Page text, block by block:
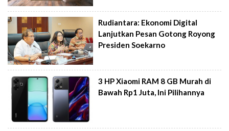
Rudiantara: Ekonomi Digital
Lanjutkan Pesan Gotong Royong
Presiden Soekarno
3 HP Xiaomi RAM 8 GB Murah di
Bawah Rp1 Juta, Ini Pilihannya